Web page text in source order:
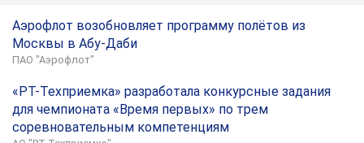
Аэрофлот возобновляет программу полётов из
Москвы в Абу-Даби
ПАО "Аэрофлот"
«РТ-Техприемка» разработала конкурсные задания
для чемпионата «Время первых» по трем
соревновательным компетенциям